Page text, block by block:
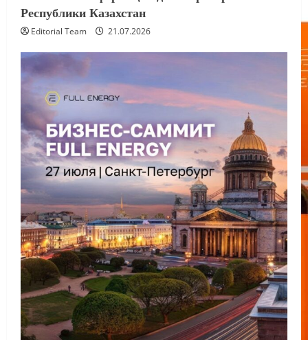
Республики Казахстан
Editorial Team 21.07.2026